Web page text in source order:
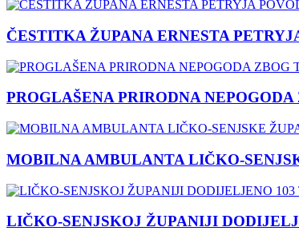
ČESTITKA ŽUPANA ERNESTA
PROGLAŠENA PRIRODNA
MOBILNA AMBULANTA LIČKO-
LIČKO-SENJSKOJ ŽUPANIJI